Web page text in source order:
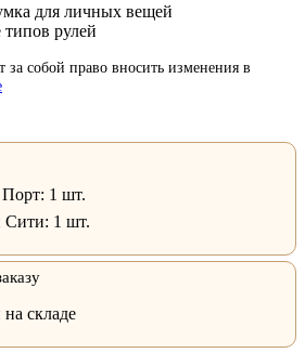
для личных вещей
рулей
за собой право вносить изменения в
Порт: 1 шт.
Сити: 1 шт.
складе